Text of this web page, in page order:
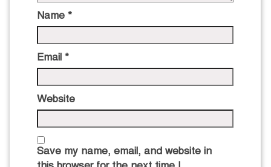
Name *
Email *
Website
Save my name, email, and website in